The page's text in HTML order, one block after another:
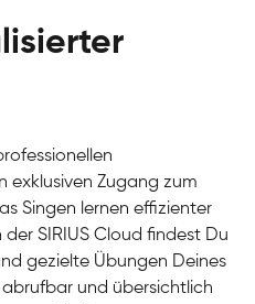
exklusiven Zugang zum
Singen lernen effizienter
SIRIUS Cloud findest Du
gezielte Übungen Deines
und übersichtlich